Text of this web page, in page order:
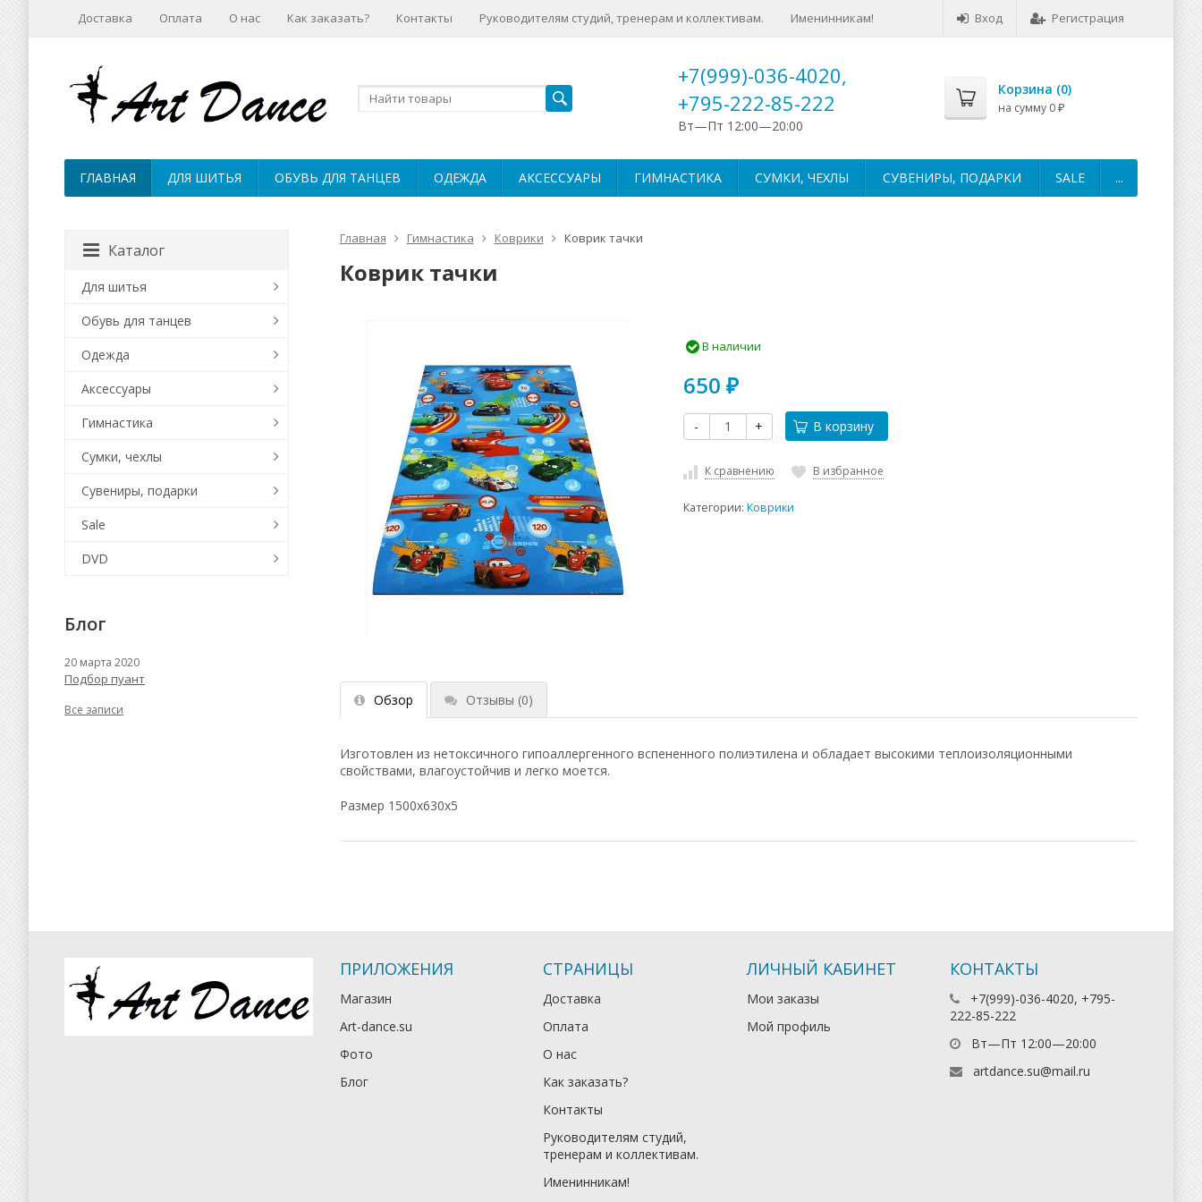
Доставка Оплата О нас Как заказать? Контакты Руководителям студий, тренерам и коллективам. Именинникам! Вход Регистрация
+7(999)-036-4020,
+795-222-85-222
Вт—Пт 12:00—20:00
Корзина (0)
на сумму 0 ₽
ГЛАВНАЯ ДЛЯ ШИТЬЯ ОБУВЬ ДЛЯ ТАНЦЕВ ОДЕЖДА АКСЕССУАРЫ ГИМНАСТИКА СУМКИ, ЧЕХЛЫ СУВЕНИРЫ, ПОДАРКИ SALE ...
Главная Гимнастика Коврики Коврик тачки
Коврик тачки
В наличии
650 ₽
- + В корзину
К сравнению В избранное
Категории: Коврики
Обзор Отзывы (0)
Изготовлен из нетоксичного гипоаллергенного вспененного полиэтилена и обладает высокими теплоизоляционными
свойствами, влагоустойчив и легко моется.
Размер 1500х630х5
Каталог
Для шитья
Обувь для танцев
Одежда
Аксессуары
Гимнастика
Сумки, чехлы
Сувениры, подарки
Sale
DVD
Блог
20 марта 2020
Подбор пуант
Все записи
ПРИЛОЖЕНИЯ
Магазин
Art-dance.su
Фото
Блог
СТРАНИЦЫ
Доставка
Оплата
О нас
Как заказать?
Контакты
Руководителям студий,
тренерам и коллективам.
Именинникам!
ЛИЧНЫЙ КАБИНЕТ
Мои заказы
Мой профиль
КОНТАКТЫ
+7(999)-036-4020, +795-
222-85-222
Вт—Пт 12:00—20:00
artdance.su@mail.ru